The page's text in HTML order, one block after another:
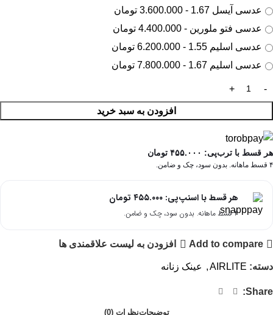
عدسی آیسل 1.67 - 3.600.000 تومان
عدسی فتو ملورین - 4.400.000 تومان
عدسی اسلیم 1.55 - 6.200.000 تومان
عدسی اسلیم 1.67 - 7.800.000 تومان
افزودن به سبد خرید
هر قسط با ترب‌پی: ۴۵۵.۰۰۰ تومان
۴ قسط ماهانه. بدون سود، چک و ضامن.
هر قسط با اسنپ‌پی: ۴۵۵.۰۰۰ تومان
۴ قسط ماهانه. بدون سود، چک و ضامن.
Add to compare افزودن به لیست علاقمندی ها
دسته: AIRLITE
, عینک زنانه
Share:
توضیحاتنظرات (0)